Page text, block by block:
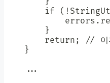
if
        }
return; // 이
    }
    ...